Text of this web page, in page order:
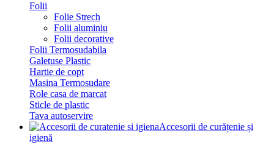
Folii
Folie Strech
Folii aluminiu
Folii decorative
Folii Termosudabila
Galetuse Plastic
Hartie de copt
Masina Termosudare
Role casa de marcat
Sticle de plastic
Tava autoservire
Accesorii de curățenie și
igienă